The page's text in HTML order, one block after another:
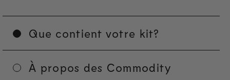
Que contient votre kit?
À propos des Commodity